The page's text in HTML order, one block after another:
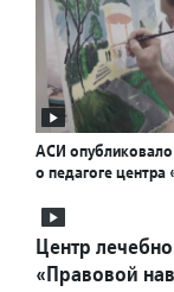
АСИ
о педагоге центра
Центр
«Правовой